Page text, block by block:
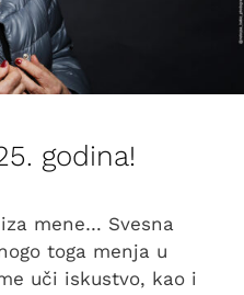
godina!
mene… Svesna
toga menja u
uči iskustvo, kao i